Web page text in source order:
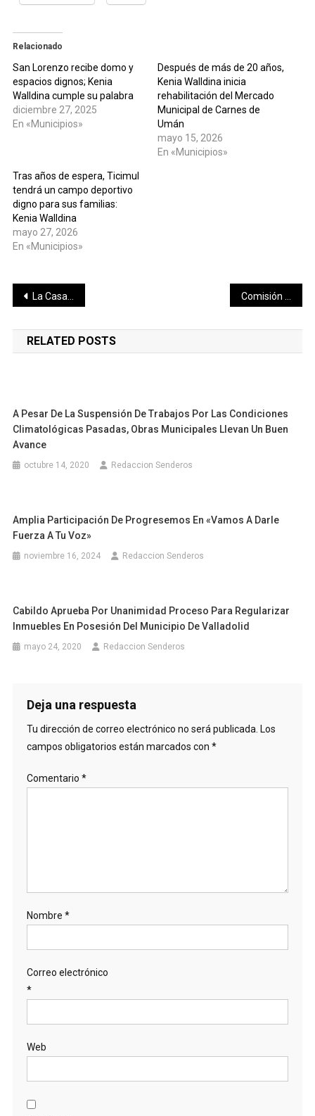
Relacionado
San Lorenzo recibe domo y
espacios dignos; Kenia
Walldina cumple su palabra
diciembre 27, 2025
En «Municipios»
Después de más de 20 años,
Kenia Walldina inicia
rehabilitación del Mercado
Municipal de Carnes de
Umán
mayo 15, 2026
En «Municipios»
Tras años de espera, Ticimul
tendrá un campo deportivo
digno para sus familias:
Kenia Walldina
mayo 27, 2026
En «Municipios»
Navegación
de
entradas
La Casa del Pueblo combina tradición, salud y energía peninsular en una máster clase de fitness
RELATED POSTS
A Pesar De La Suspensión De Trabajos Por Las Condiciones
Climatológicas Pasadas, Obras Municipales Llevan Un Buen
Avance
octubre 14, 2020 Redaccion Senderos
Amplia Participación De Progresemos En «Vamos A Darle
Fuerza A Tu Voz»
noviembre 16, 2024 Redaccion Senderos
Cabildo Aprueba Por Unanimidad Proceso Para Regularizar
Inmuebles En Posesión Del Municipio De Valladolid
mayo 24, 2020 Redaccion Senderos
Deja una respuesta
Tu dirección de correo electrónico no será publicada. Los
campos obligatorios están marcados con *
Comentario *
Nombre *
Correo electrónico
*
Web